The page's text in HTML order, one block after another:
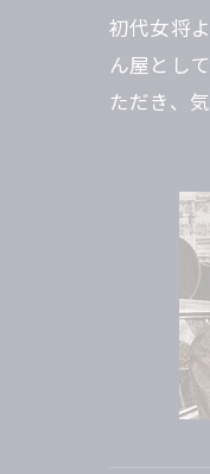
初代女将
ん屋とし
ただき、